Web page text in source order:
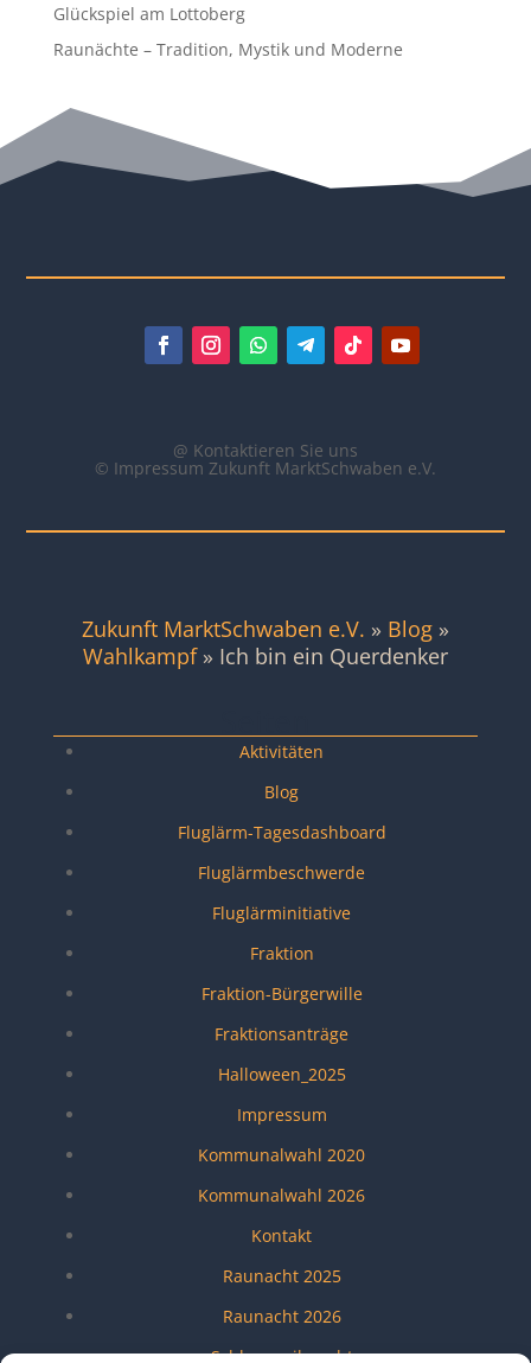
Glückspiel am Lottoberg
Raunächte – Tradition, Mystik und Moderne
@ Kontaktieren Sie uns
© Impressum Zukunft MarktSchwaben e.V.
Zukunft MarktSchwaben e.V. » Blog»
Wahlkampf» Ich bin ein Querdenker
Aktivitäten
Blog
Fluglärm-Tagesdashboard
Fluglärmbeschwerde
Fluglärminitiative
Fraktion
Fraktion-Bürgerwille
Fraktionsanträge
Halloween_2025
Impressum
Kommunalwahl 2020
Kommunalwahl 2026
Kontakt
Raunacht 2025
Raunacht 2026
Schlossweihnacht